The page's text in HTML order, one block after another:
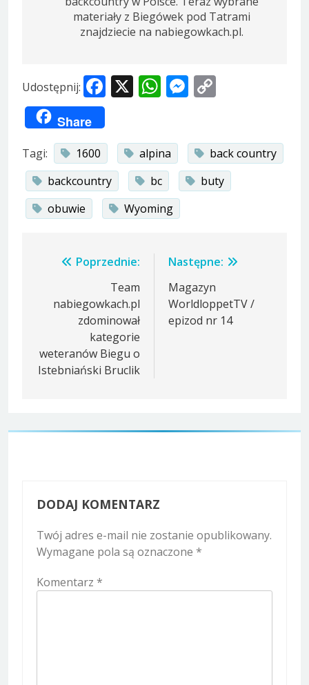
materiały z Biegówek pod Tatrami
znajdziecie na nabiegowkach.pl.
Udostępnij: Facebook
X WhatsApp
Messenger
Share
Tagi: 1600 alpina
back country
backcountry
bc
buty
obuwie
Wyoming
Nawigacja
Poprzednie:
Team
nabiegowkach.pl
zdominował
kategorie
weteranów Biegu o
Istebniański Bruclik
Następne:
Magazyn
WorldloppetTV /
epizod nr 14
DODAJ KOMENTARZ
Twój adres e-mail nie zostanie opublikowany.
Wymagane pola są oznaczone *
Komentarz *